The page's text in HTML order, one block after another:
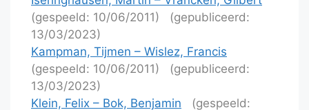
(gespeeld: 10/06/2011)
(gepubliceerd:
13/03/2023)
Kampman, Tijmen – Wislez, Francis
(gespeeld: 10/06/2011)
(gepubliceerd:
13/03/2023)
Klein, Felix – Bok, Benjamin
(gespeeld: